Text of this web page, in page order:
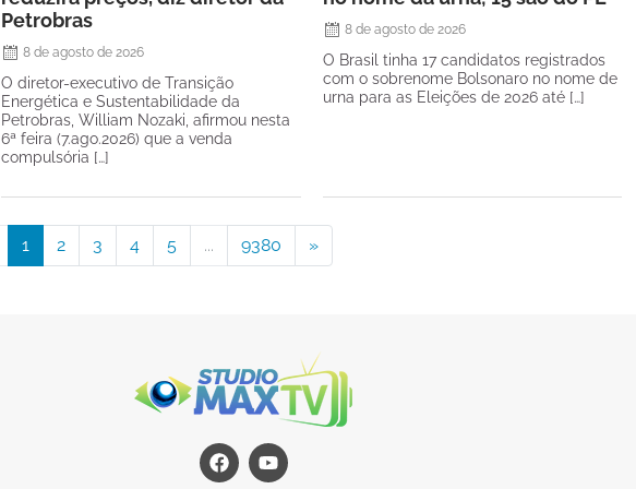
Petrobras
8 de agosto de 2026
O diretor-executivo de Transição
Energética e Sustentabilidade da
Petrobras, William Nozaki, afirmou nesta
6ª feira (7.ago.2026) que a venda
compulsória […]
8 de agosto de 2026
O Brasil tinha 17 candidatos registrados
com o sobrenome Bolsonaro no nome de
urna para as Eleições de 2026 até […]
1 2 3 4 5 ... 9380 »